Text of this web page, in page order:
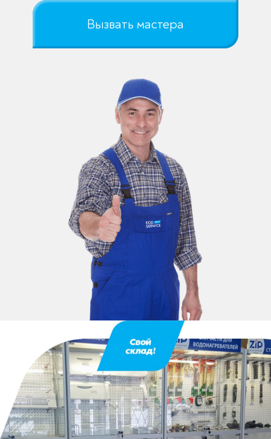
Вызвать мастера